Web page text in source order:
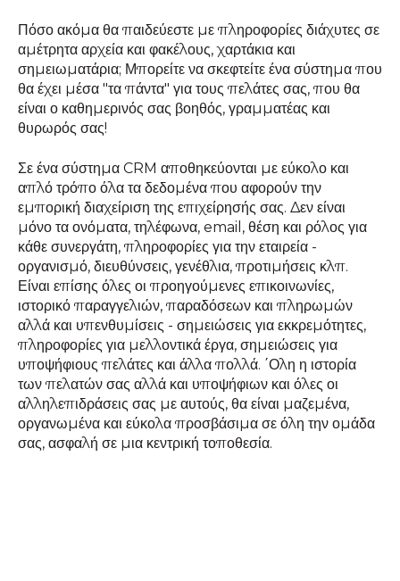
Πόσο ακόμα θα παιδεύεστε με πληροφορίες διάχυτες σε
αμέτρητα αρχεία και φακέλους, χαρτάκια και
σημειωματάρια; Μπορείτε να σκεφτείτε ένα σύστημα που
θα έχει μέσα "τα πάντα" για τους πελάτες σας, που θα
είναι ο καθημερινός σας βοηθός, γραμματέας και
θυρωρός σας!
Σε ένα σύστημα CRM αποθηκεύονται με εύκολο και
απλό τρόπο όλα τα δεδομένα που αφορούν την
εμπορική διαχείριση της επιχείρησής σας. Δεν είναι
μόνο τα ονόματα, τηλέφωνα, email, θέση και ρόλος για
κάθε συνεργάτη, πληροφορίες για την εταιρεία -
οργανισμό, διευθύνσεις, γενέθλια, προτιμήσεις κλπ.
Είναι επίσης όλες οι προηγούμενες επικοινωνίες,
ιστορικό παραγγελιών, παραδόσεων και πληρωμών
αλλά και υπενθυμίσεις - σημειώσεις για εκκρεμότητες,
πληροφορίες για μελλοντικά έργα, σημειώσεις για
υποψήφιους πελάτες και άλλα πολλά. ΄Ολη η ιστορία
των πελατών σας αλλά και υποψήφιων και όλες οι
αλληλεπιδράσεις σας με αυτούς, θα είναι μαζεμένα,
οργανωμένα και εύκολα προσβάσιμα σε όλη την ομάδα
σας, ασφαλή σε μια κεντρική τοποθεσία.